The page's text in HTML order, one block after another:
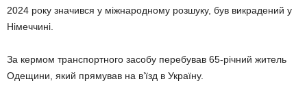
2024 року значився у міжнародному розшуку, був викрадений у
Німеччині.
За кермом транспортного засобу перебував 65-річний житель
Одещини, який прямував на в’їзд в Україну.